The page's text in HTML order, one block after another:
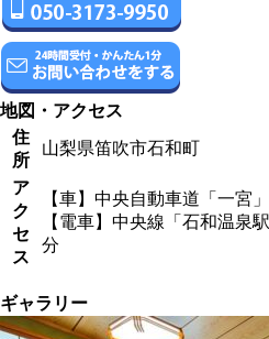
地図・アクセス
住
所
山梨県笛吹市石和町
ア
ク
セ
ス
【車】中央自動車道「一宮
【電車】中央線「石和温泉
分
ギャラリー